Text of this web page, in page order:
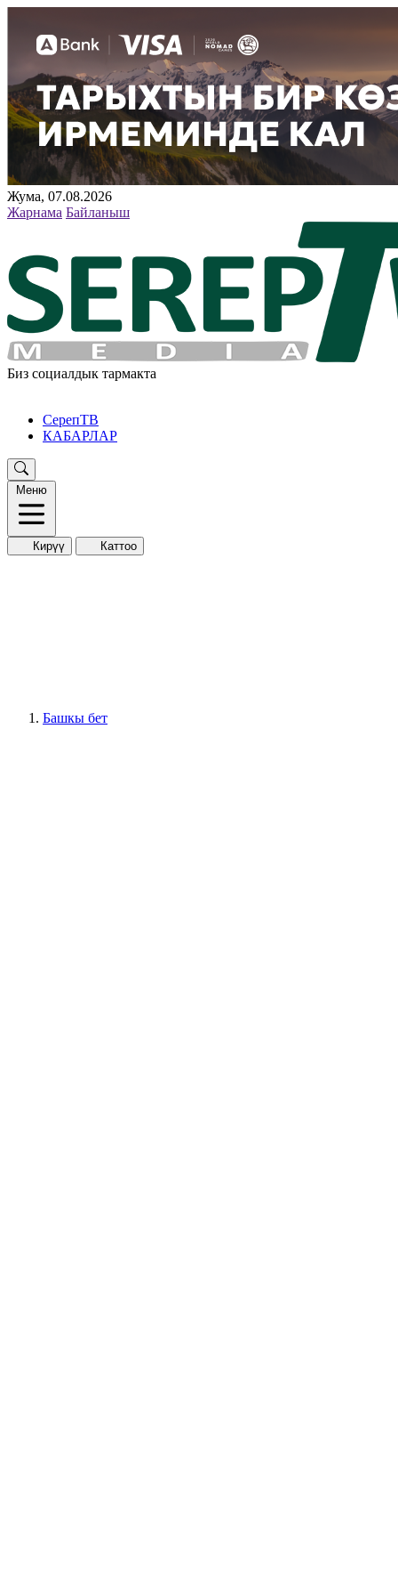
Жума, 07.08.2026
Жарнама Байланыш
Биз социалдык тармакта
СерепТВ
КАБАРЛАР
Меню
Кирүү Каттоо
Башкы бет